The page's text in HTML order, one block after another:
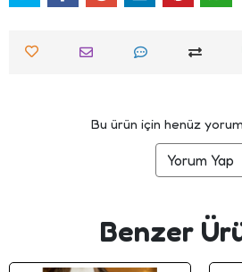
Bu ürün için henüz
Yorum Yap
Benzer